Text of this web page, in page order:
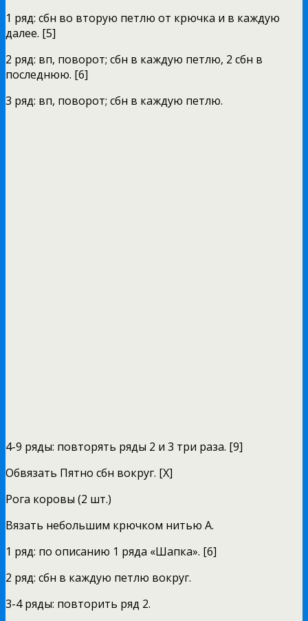
1 ряд: сбн во вторую петлю от крючка и в каждую
далее. [5]
2 ряд: вп, поворот; сбн в каждую петлю, 2 сбн в
последнюю. [6]
3 ряд: вп, поворот; сбн в каждую петлю.
4-9 ряды: повторять ряды 2 и 3 три раза. [9]
Обвязать Пятно сбн вокруг. [Х]
Рога коровы (2 шт.)
Вязать небольшим крючком нитью А.
1 ряд: по описанию 1 ряда «Шапка». [6]
2 ряд: сбн в каждую петлю вокруг.
3-4 ряды: повторить ряд 2.